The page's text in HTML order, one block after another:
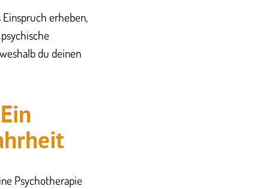
erheben,
du deinen
Psychotherapie